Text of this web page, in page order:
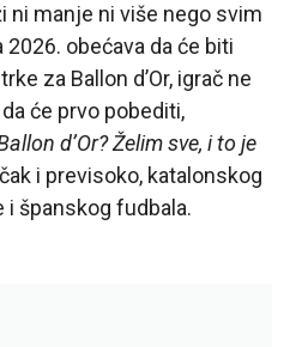
ni manje ni više nego svim
obećava da će biti
za Ballon d’Or, igrač ne
će prvo pobediti,
d’Or? Želim sve, i to je
i previsoko, katalonskog
i španskog fudbala.